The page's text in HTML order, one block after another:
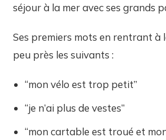
séjour à la mer avec ses grands
Ses premiers mots en rentrant à
peu près les suivants :
“mon vélo est trop petit”
“je n’ai plus de vestes”
“mon cartable est troué et